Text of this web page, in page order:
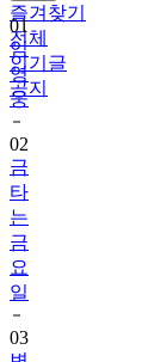
즐겨찾기
전체
인기글
공지
01
임
영
웅
02
금
타
는
금
요
일
03